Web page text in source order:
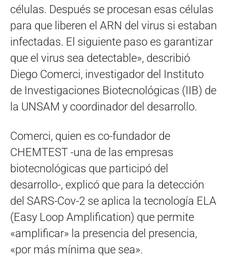
células. Después se procesan esas células
para que liberen el ARN del virus si estaban
infectadas. El siguiente paso es garantizar
que el virus sea detectable», describió
Diego Comerci, investigador del Instituto
de Investigaciones Biotecnológicas (IIB) de
la UNSAM y coordinador del desarrollo.
Comerci, quien es co-fundador de
CHEMTEST -una de las empresas
biotecnológicas que participó del
desarrollo-, explicó que para la detección
del SARS-Cov-2 se aplica la tecnología ELA
(Easy Loop Amplification) que permite
«amplificar» la presencia del presencia,
«por más mínima que sea».